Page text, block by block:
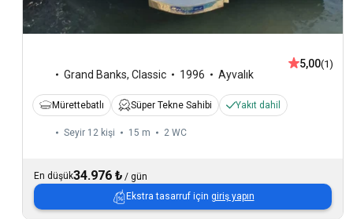
Grand Banks, Classic 1996 Ayvalık
5,00(1)
Mürettebatlı Süper Tekne Sahibi Yakıt dahil
Seyir 12 kişi 15 m 2 WC
En düşük34.976 ₺ / gün
Ekstra tasarruf için giriş yapın